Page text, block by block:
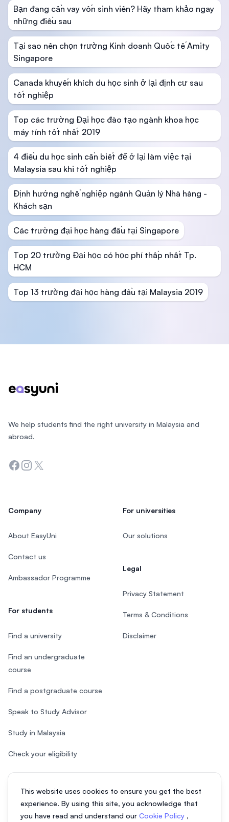
Bạn đang cần vay vốn sinh viên? Hãy tham khảo ngay
những điều sau
Tại sao nên chọn trường Kinh doanh Quốc tế Amity
Singapore
Canada khuyến khích du học sinh ở lại định cư sau
tốt nghiệp
Top các trường Đại học đào tạo ngành khoa học
máy tính tốt nhất 2019
4 điều du học sinh cần biết để ở lại làm việc tại
Malaysia sau khi tốt nghiệp
Định hướng nghề nghiệp ngành Quản lý Nhà hàng -
Khách sạn
Các trường đại học hàng đầu tại Singapore
Top 20 trường Đại học có học phí thấp nhất Tp.
HCM
Top 13 trường đại học hàng đầu tại Malaysia 2019
This website uses cookies to ensure you get the best
experience. By using this site, you acknowledge that
you have read and understand our Cookie Policy ,
We help students find the right university in Malaysia and
abroad.
Facebook
Instagram
Twitter
Company
About EasyUni
Contact us
Ambassador Programme
For students
Find a university
Find an undergraduate
course
Find a postgraduate course
Speak to Study Advisor
Study in Malaysia
Check your eligibility
For universities
Our solutions
Legal
Privacy Statement
Terms & Conditions
Disclaimer
© 2026 EasyUni Sdn Bhd, company registration number 200801016907